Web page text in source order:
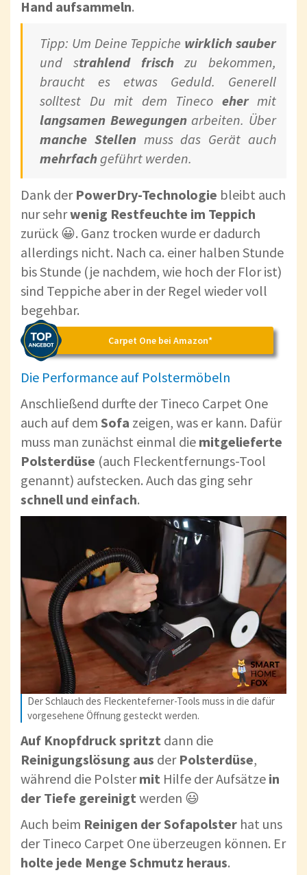
Hand aufsammeln.
Tipp: Um Deine Teppiche wirklich sauber
und strahlend frischzu bekommen,
braucht es etwas Geduld. Generell
solltest Du mit dem Tineco ehermit
langsamen Bewegungenarbeiten. Über
manche Stellenmuss das Gerät auch
mehrfachgeführt werden.
Dank der PowerDry-Technologie bleibt auch
nur sehrwenig Restfeuchte im Teppich
zurück 😀. Ganz trocken wurde er dadurch
allerdings nicht. Nach ca. einer halben Stunde
bis Stunde (je nachdem, wie hoch der Flor ist)
sind Teppiche aber in der Regel wieder voll
begehbar.
Carpet One bei Amazon*
Die Performance auf Polstermöbeln
Anschließend durfte der Tineco Carpet One
auch auf dem Sofa zeigen, was er kann. Dafür
muss man zunächst einmal die mitgelieferte
Polsterdüse (auch Fleckentfernungs-Tool
genannt) aufstecken. Auch das ging sehr
schnell und einfach.
Der Schlauch des Fleckenteferner-Tools muss in die dafür
vorgesehene Öffnung gesteckt werden.
Auf Knopfdruck spritzt dann die
Reinigungslösung aus der Polsterdüse,
während die Polstermit Hilfe der Aufsätze in
der Tiefe gereinigt werden 😃
Auch beim Reinigen der Sofapolster hat uns
der Tineco Carpet One überzeugen können. Er
holte jede Menge Schmutz heraus.